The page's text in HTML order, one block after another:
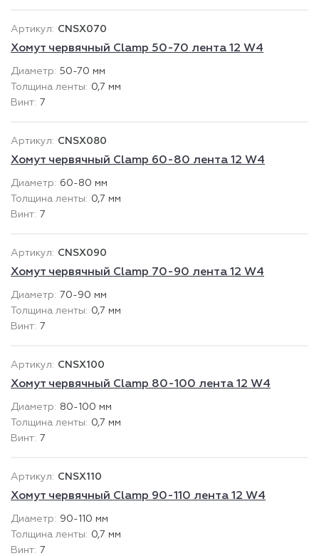
CNSX070
Хомут червячный Clamp 50-70 лента 12 W4
50-70 мм
0,7 мм
7
CNSX080
Хомут червячный Clamp 60-80 лента 12 W4
60-80 мм
0,7 мм
7
CNSX090
Хомут червячный Clamp 70-90 лента 12 W4
70-90 мм
0,7 мм
7
CNSX100
Хомут червячный Clamp 80-100 лента 12 W4
80-100 мм
0,7 мм
7
CNSX110
Хомут червячный Clamp 90-110 лента 12 W4
90-110 мм
0,7 мм
7